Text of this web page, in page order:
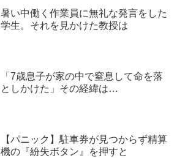
暑い中働く作業員に無礼な発言をした
学生。それを見かけた教授は
「7歳息子が家の中で窒息して命を落
としかけた」その経緯は…
【パニック】駐車券が見つからず精算
機の『紛失ボタン』を押すと